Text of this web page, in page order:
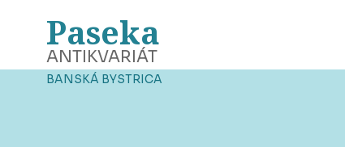
Paseka
ANTIKVARIÁT
BANSKÁ BYSTRICA